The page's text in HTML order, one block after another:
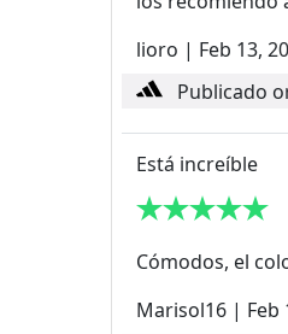
lioro | Feb 13,
Publicado
Está increíble
Cómodos, el
Marisol16 | Feb